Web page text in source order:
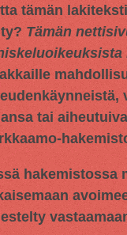
tämän
Tämän
tai
hakemistossa